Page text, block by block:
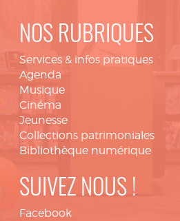
NOS RUBRIQUES
Services & infos pratiques
Agenda
Musique
Cinéma
Jeunesse
Collections patrimoniales
Bibliothèque numérique
SUIVEZ NOUS !
Facebook